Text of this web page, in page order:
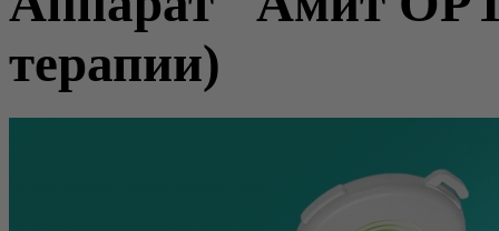
терапии)